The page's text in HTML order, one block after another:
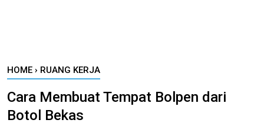
HOME › RUANG KERJA
Cara Membuat Tempat Bolpen dari
Botol Bekas